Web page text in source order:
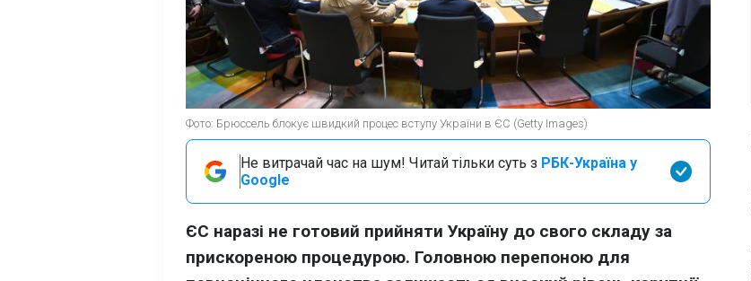
Фото: Брюссель блокує швидкий процес вступу України в ЄС (Getty Images)
Не витрачай час на шум! Читай тільки суть з РБК-Україна у
Google
ЄС наразі не готовий прийняти Україну до свого складу за
прискореною процедурою. Головною перепоною для